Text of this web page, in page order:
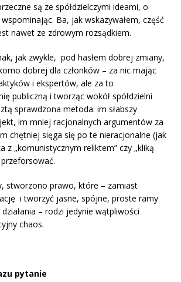
są ze spółdzielczymi ideami, o
Ba, jak wskazywałem, część
nawet ze zdrowym rozsądkiem.
jak zwykle, pod hasłem dobrej zmiany,
dobrej dla członków – za nic mając
i ekspertów, ale za to
publiczną i tworząc wokół spółdzielni
sprawdzona metoda: im słabszy
im mniej racjonalnych argumentów za
chętniej sięga się po te nieracjonalne (jak
z „komunistycznym reliktem” czy „kliką
stworzono prawo, które – zamiast
i tworzyć jasne, spójne, proste ramy
– rodzi jedynie wątpliwości
chaos.
pytanie